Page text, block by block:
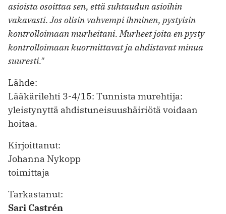
asioista osoittaa sen, että suhtaudun asioihin
vakavasti. Jos olisin vahvempi ihminen, pystyisin
kontrolloimaan murheitani. Murheet joita en pysty
kontrolloimaan kuormittavat ja ahdistavat minua
suuresti."
Lähde:
Lääkärilehti 3-4/15: Tunnista murehtija:
yleistynyttä ahdistuneisuushäiriötä voidaan
hoitaa.
Kirjoittanut:
Johanna Nykopp
toimittaja
Tarkastanut:
Sari Castrén